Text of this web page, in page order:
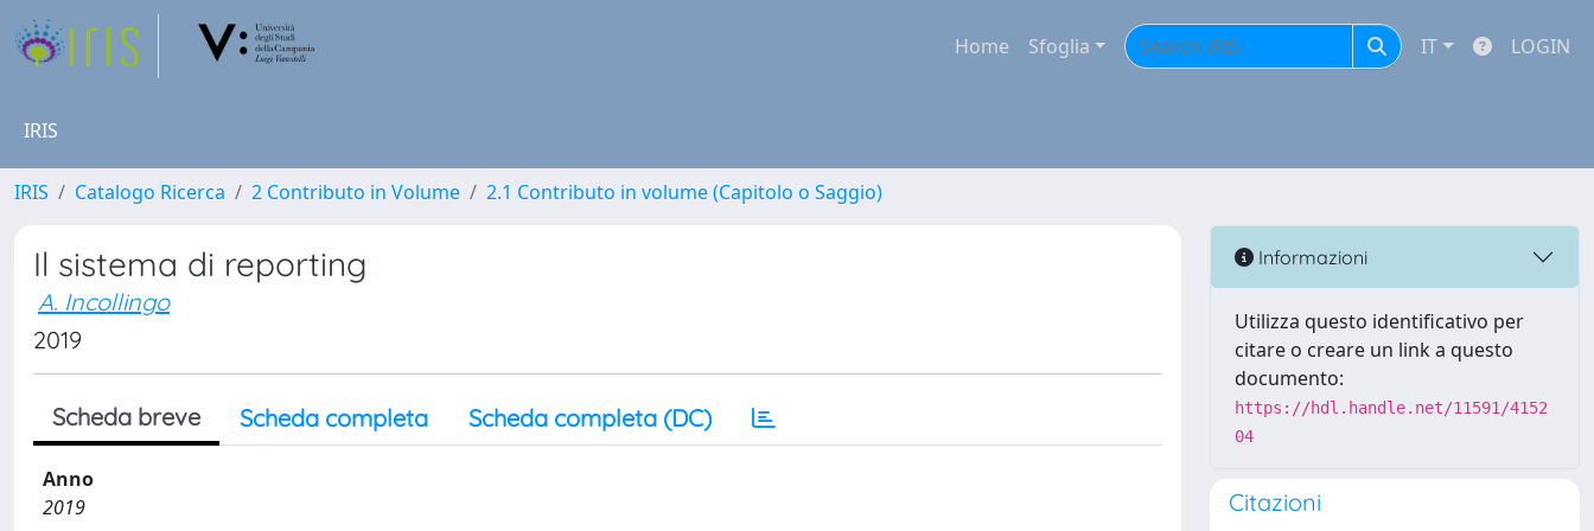
Home Sfoglia IT LOGIN
IRIS
IRIS Catalogo Ricerca 2 Contributo in Volume 2.1 Contributo in volume (Capitolo o Saggio)
Il sistema di reporting
A. Incollingo
2019
Scheda breve Scheda completa Scheda completa (DC)
Anno
2019
Informazioni
Utilizza questo identificativo per
citare o creare un link a questo
documento:
https://hdl.handle.net/11591/4152
04
Citazioni